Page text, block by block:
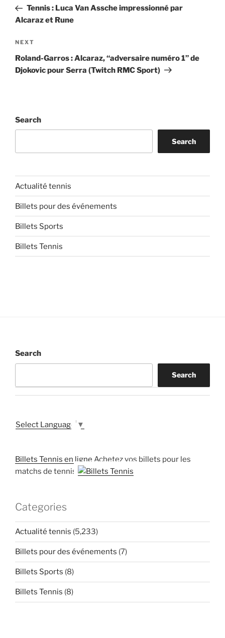
PostTennis : Luca Van Assche impressionné par
Alcaraz et Rune
Next
Post
NEXT
Roland-Garros : Alcaraz, “adversaire numéro 1” de
Djokovic pour Serra (Twitch RMC Sport)
Search
Search
Actualité tennis
Billets pour des événements
Billets Sports
Billets Tennis
Search
Search
Select Language ▼
Billets Tennis en ligne Achetez vos billets pour les
matchs de tennis
Categories
Actualité tennis (5,233)
Billets pour des événements (7)
Billets Sports (8)
Billets Tennis (8)